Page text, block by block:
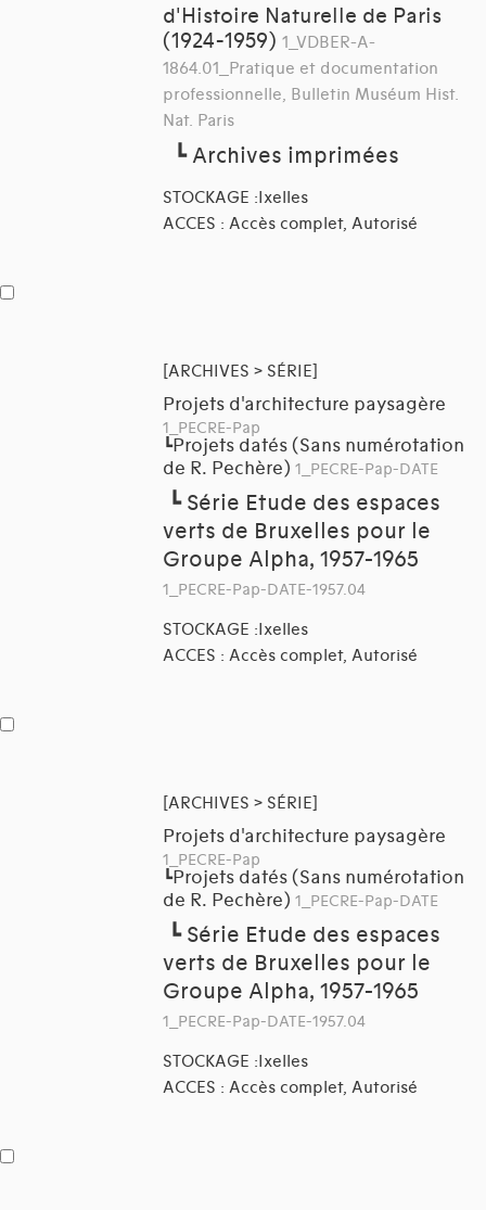
d'Histoire Naturelle de Paris
(1924-1959) 1_VDBER-A-
1864.01_Pratique et documentation
professionnelle, Bulletin Muséum Hist.
Nat. Paris
┗Archives imprimées
STOCKAGE :Ixelles
ACCES : Accès complet, Autorisé
[ARCHIVES > SÉRIE]
Projets d'architecture paysagère
1_PECRE-Pap
┗Projets datés (Sans numérotation
de R. Pechère) 1_PECRE-Pap-DATE
┗ Série Etude des espaces
verts de Bruxelles pour le
Groupe Alpha, 1957-1965
1_PECRE-Pap-DATE-1957.04
STOCKAGE :Ixelles
ACCES : Accès complet, Autorisé
[ARCHIVES > SÉRIE]
Projets d'architecture paysagère
1_PECRE-Pap
┗Projets datés (Sans numérotation
de R. Pechère) 1_PECRE-Pap-DATE
┗ Série Etude des espaces
verts de Bruxelles pour le
Groupe Alpha, 1957-1965
1_PECRE-Pap-DATE-1957.04
STOCKAGE :Ixelles
ACCES : Accès complet, Autorisé